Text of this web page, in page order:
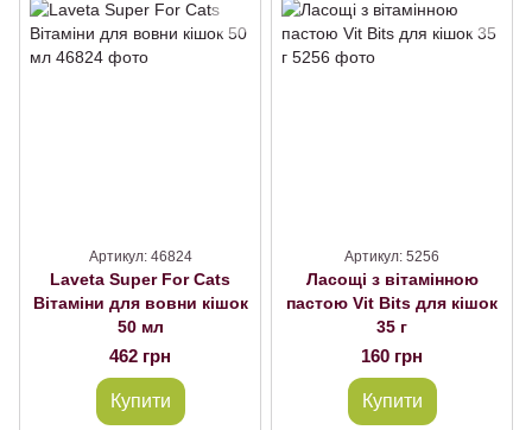
Артикул: 46824
Laveta Super For Cats
Вітаміни для вовни кішок
50 мл
462 грн
Купити
Артикул: 5256
Ласощі з вітамінною
пастою Vit Bits для кішок
35 г
160 грн
Купити